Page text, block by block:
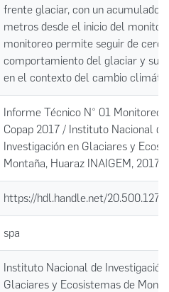
frente glaciar, con un acumulado
metros desde el inicio del
monitoreo permite seguir de
comportamiento del glaciar y su
en el contexto del cambio
Informe Técnico N° 01 Monitoreo
Copap 2017 / Instituto Nacional de
Investigación en Glaciares y
Montaña, Huaraz INAIGEM, 2017
https://hdl.handle.net/
spa
Instituto Nacional de Investigación
Glaciares y Ecosistemas de